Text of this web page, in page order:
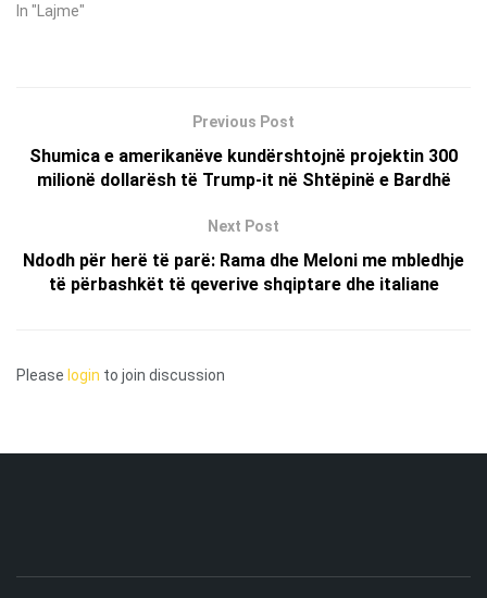
In "Lajme"
Previous Post
Shumica e amerikanëve kundërshtojnë projektin 300
milionë dollarësh të Trump-it në Shtëpinë e Bardhë
Next Post
Ndodh për herë të parë: Rama dhe Meloni me mbledhje
të përbashkët të qeverive shqiptare dhe italiane
Please login to join discussion